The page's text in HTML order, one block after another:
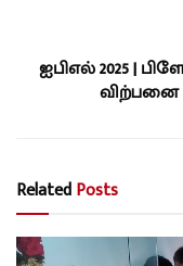
ஐபிஎல் 2025 |
விற்பனை
RelatedPosts